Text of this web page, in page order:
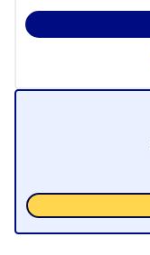
大竹市
三次市